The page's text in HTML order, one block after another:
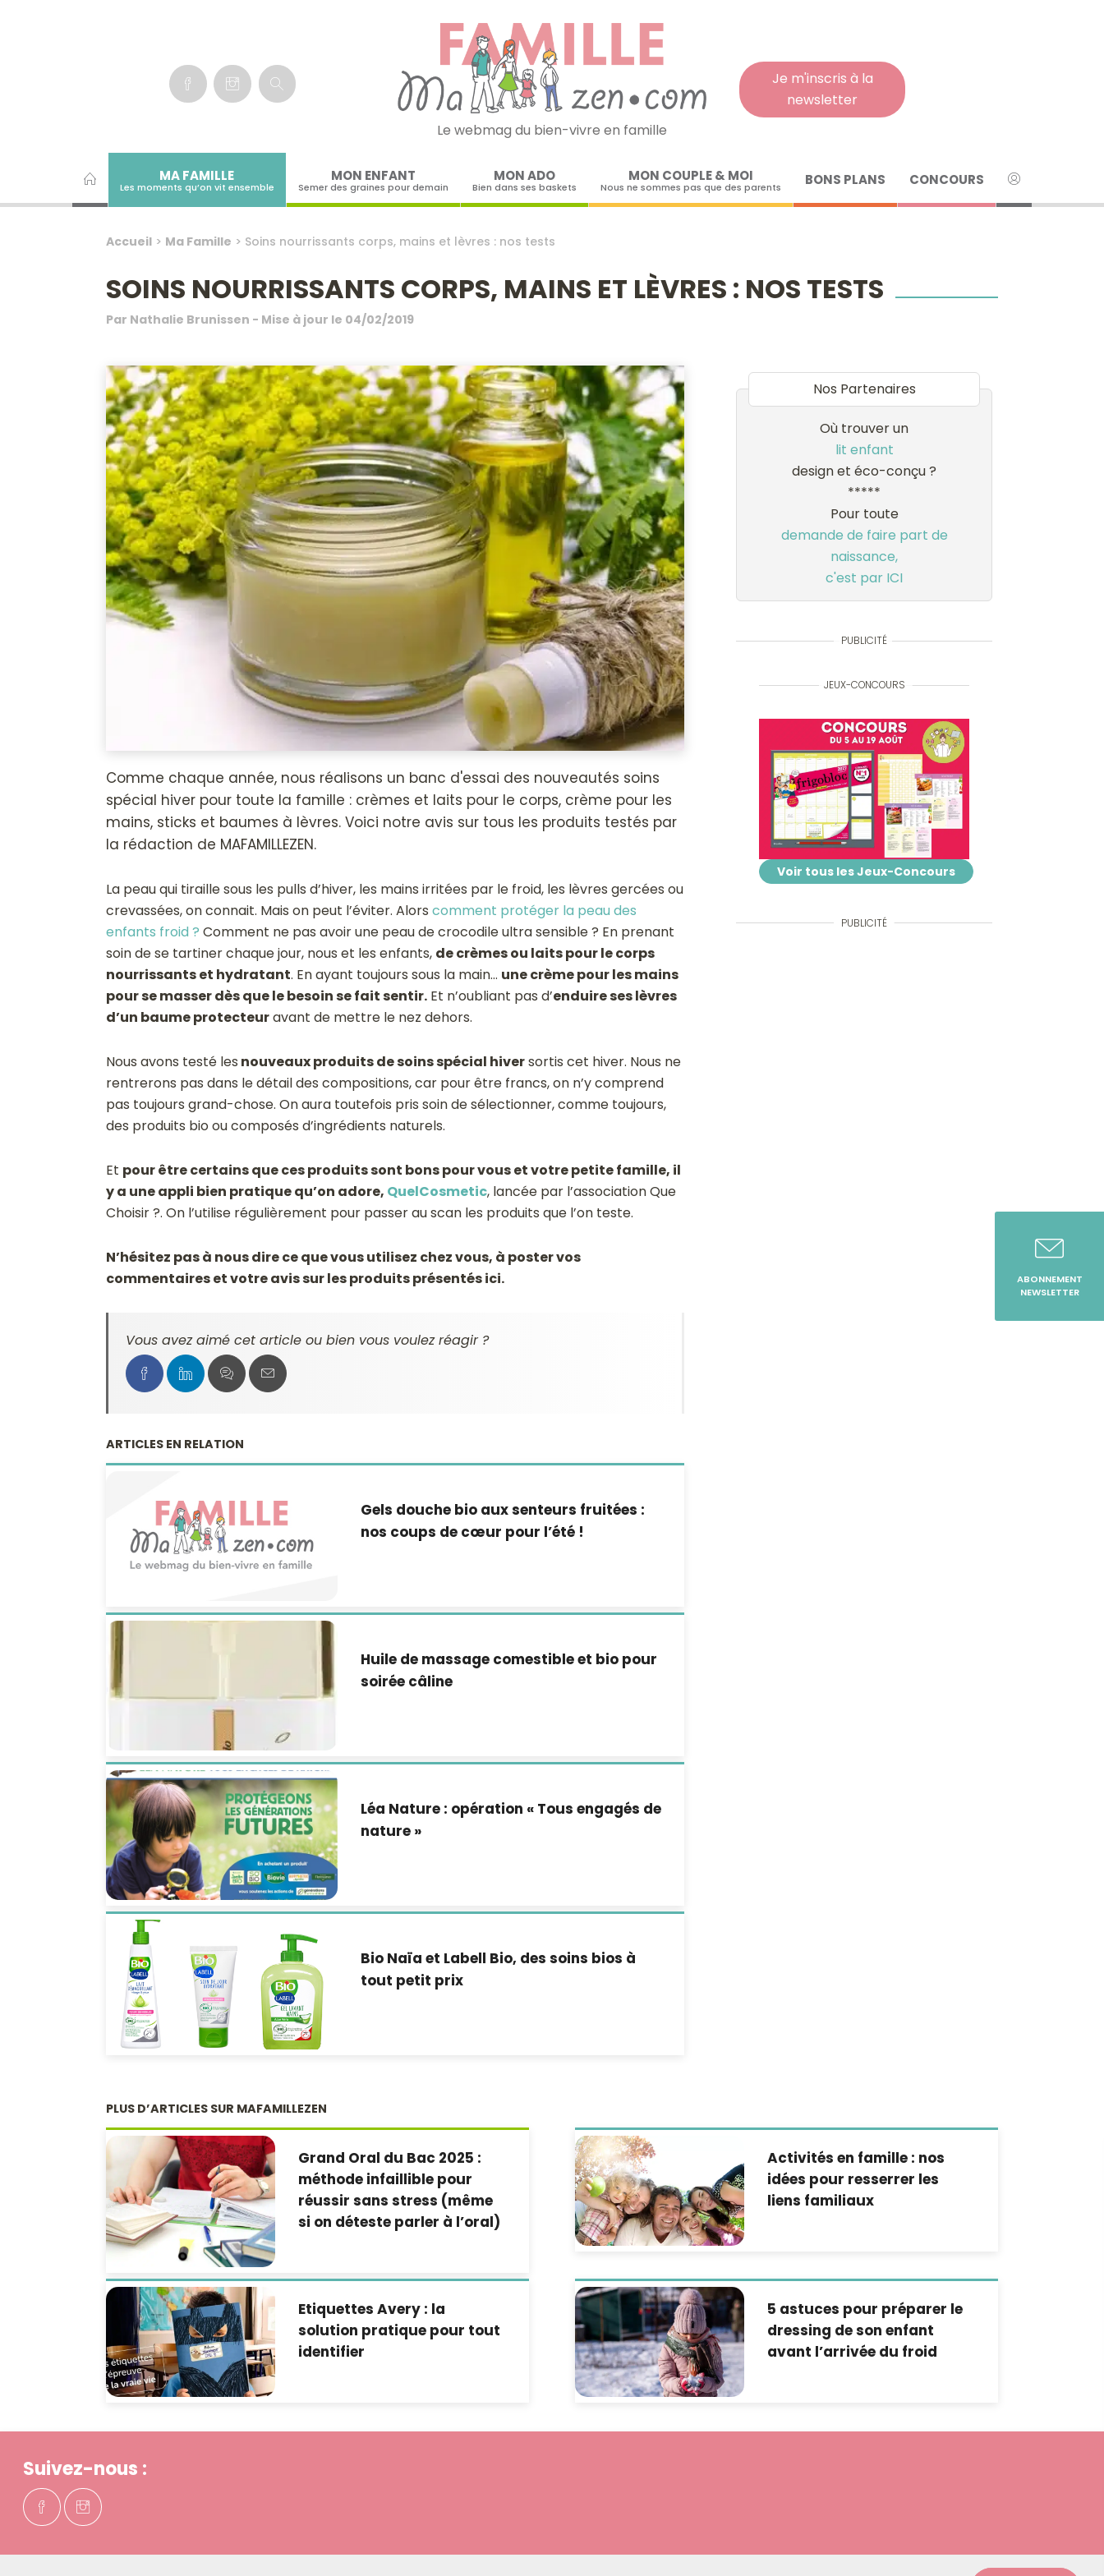
Je m'inscris à la
newsletter
Le webmag du bien-vivre en famille
MA FAMILLE
Les moments qu’on vit ensemble
MON ENFANT
Semer des graines pour demain
MON ADO
Bien dans ses baskets
MON COUPLE & MOI
Nous ne sommes pas que des parents BONS PLANS CONCOURS
Accueil> Ma Famille > Soins nourrissants corps, mains et lèvres : nos tests
SOINS NOURRISSANTS CORPS, MAINS ET LÈVRES : NOS TESTS
Par Nathalie Brunissen - Mise à jour le 04/02/2019
Comme chaque année, nous réalisons un banc d'essai des nouveautés soins
spécial hiver pour toute la famille : crèmes et laits pour le corps, crème pour les
mains, sticks et baumes à lèvres. Voici notre avis sur tous les produits testés par
la rédaction de MAFAMILLEZEN.
La peau qui tiraille sous les pulls d’hiver, les mains irritées par le froid, les lèvres gercées ou
crevassées, on connait. Mais on peut l’éviter. Alors comment protéger la peau des
enfants froid ? Comment ne pas avoir une peau de crocodile ultra sensible ? En prenant
soin de se tartiner chaque jour, nous et les enfants, de crèmes ou laits pour le corps
nourrissants et hydratant. En ayant toujours sous la main… une crème pour les mains
pour se masser dès que le besoin se fait sentir.Et n’oubliant pas d’enduire ses lèvres
d’un baume protecteuravant de mettre le nez dehors.
Nous avons testé les nouveaux produits de soins spécial hiversortis cet hiver. Nous ne
rentrerons pas dans le détail des compositions, car pour être francs, on n’y comprend
pas toujours grand-chose. On aura toutefois pris soin de sélectionner, comme toujours,
des produits bio ou composés d’ingrédients naturels.
Et pour être certains que ces produits sont bons pour vous et votre petite famille, il
y a une appli bien pratique qu’on adore, QuelCosmetic, lancée par l’association Que
Choisir ?. On l’utilise régulièrement pour passer au scan les produits que l’on teste.
N’hésitez pas à nous dire ce que vous utilisez chez vous, à poster vos
commentaires et votre avis sur les produits présentés ici.
Vous avez aimé cet article ou bien vous voulez réagir ?
ARTICLES EN RELATION
Gels douche bio aux senteurs fruitées :
nos coups de cœur pour l’été !
Huile de massage comestible et bio pour
soirée câline
Léa Nature : opération « Tous engagés de
nature »
Bio Naïa et Labell Bio, des soins bios à
tout petit prix
Nos Partenaires
Où trouver un
lit enfant
design et éco-conçu ?
*****
Pour toute
demande de faire part de
naissance,
c'est par ICI
PUBLICITÉ
JEUX-CONCOURS
Voir tous les Jeux-Concours
PUBLICITÉ
PLUS D’ARTICLES SUR MAFAMILLEZEN
Grand Oral du Bac 2025 :
méthode infaillible pour
réussir sans stress (même
si on déteste parler à l’oral)
Activités en famille : nos
idées pour resserrer les
liens familiaux
Etiquettes Avery : la
solution pratique pour tout
identifier
5 astuces pour préparer le
dressing de son enfant
avant l’arrivée du froid
ABONNEMENT
NEWSLETTER
Suivez-nous :